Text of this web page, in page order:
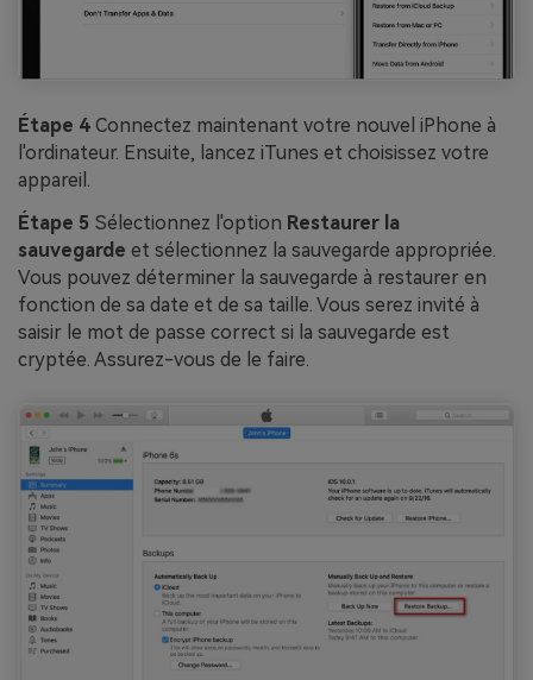
Étape 4 Connectez maintenant votre nouvel iPhone à
l'ordinateur. Ensuite, lancez iTunes et choisissez votre
appareil.
Étape 5 Sélectionnez l'option Restaurer la
sauvegarde et sélectionnez la sauvegarde appropriée.
Vous pouvez déterminer la sauvegarde à restaurer en
fonction de sa date et de sa taille. Vous serez invité à
saisir le mot de passe correct si la sauvegarde est
cryptée. Assurez-vous de le faire.